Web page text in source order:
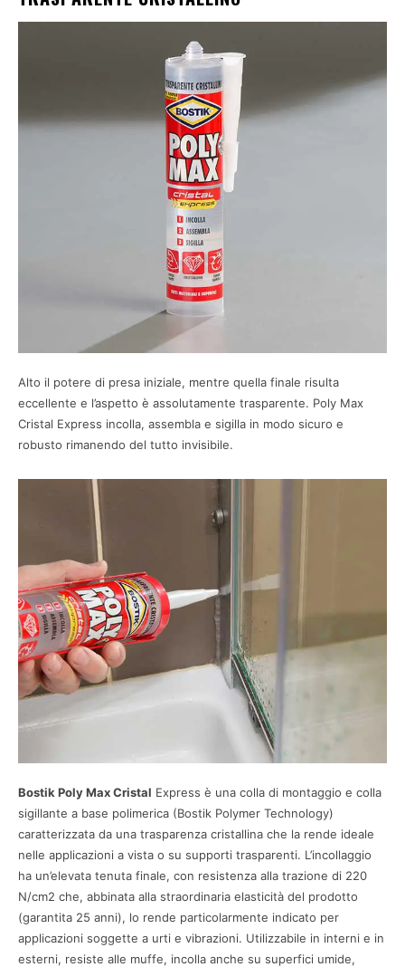
Alto il potere di presa iniziale, mentre quella finale risulta
eccellente e l’aspetto è assolutamente trasparente. Poly Max
Cristal Express incolla, assembla e sigilla in modo sicuro e
robusto rimanendo del tutto invisibile.
Bostik Poly Max Cristal Express è una colla di montaggio e colla
sigillante a base polimerica (Bostik Polymer Technology)
caratterizzata da una trasparenza cristallina che la rende ideale
nelle applicazioni a vista o su supporti trasparenti. L’incollaggio
ha un’elevata tenuta finale, con resistenza alla trazione di 220
N/cm2 che, abbinata alla straordinaria elasticità del prodotto
(garantita 25 anni), lo rende particolarmente indicato per
applicazioni soggette a urti e vibrazioni. Utilizzabile in interni e in
esterni, resiste alle muffe, incolla anche su superfici umide,